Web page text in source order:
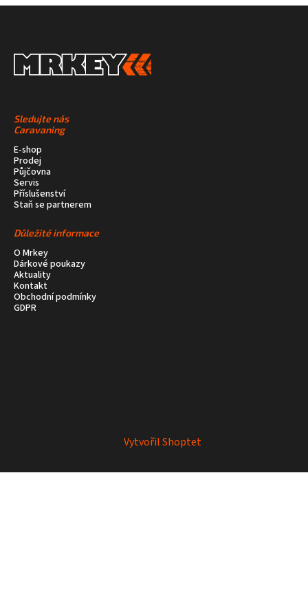
Sledujte nás
Caravaning
E-shop
Prodej
Půjčovna
Servis
Příslušenství
Staň se partnerem
Důležité informace
O Mrkey
Dárkové poukazy
Aktuality
Kontakt
Obchodní podmínky
GDPR
Vytvořil Shoptet